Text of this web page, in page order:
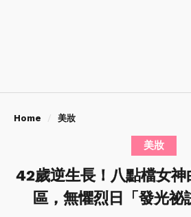
Home 美妝
美妝
42歲逆生長！八點檔女神
區，無懼烈日「發光祕